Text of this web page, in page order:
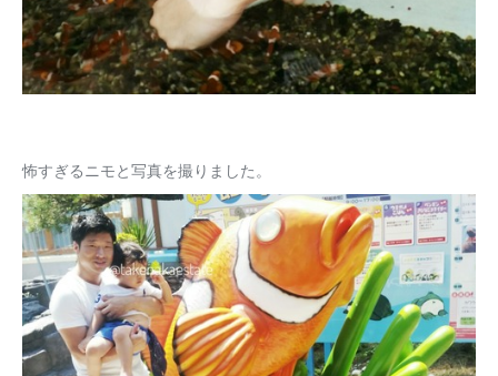
怖すぎるニモと写真を撮りました。